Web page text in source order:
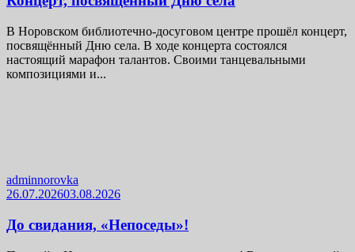
В Норовском библиотечно-досуговом центре прошёл концерт,
посвящённый Дню села. В ходе концерта состоялся
настоящий марафон талантов. Своими танцевальными
композициями и...
adminnorovka
26.07.202603.08.2026
До свидания, «Непоседы»!